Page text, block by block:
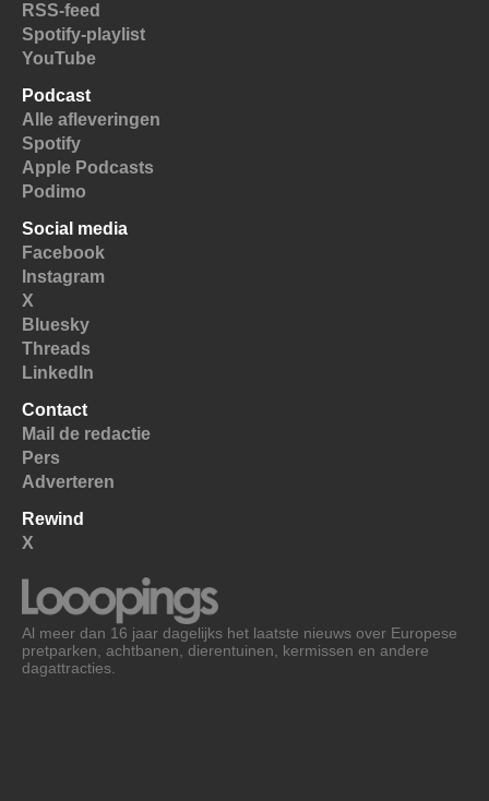
RSS-feed
Spotify-playlist
YouTube
Podcast
Alle afleveringen
Spotify
Apple Podcasts
Podimo
Social media
Facebook
Instagram
X
Bluesky
Threads
LinkedIn
Contact
Mail de redactie
Pers
Adverteren
Rewind
X
Al meer dan 16 jaar dagelijks het laatste nieuws over Europese
pretparken, achtbanen, dierentuinen, kermissen en andere
dagattracties.